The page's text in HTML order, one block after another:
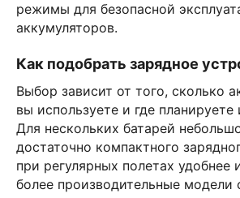
режимы для безопасной
аккумуляторов.
Как подобрать зарядное
Выбор зависит от того, сколько
вы используете и где планируете
Для нескольких батарей
достаточно компактного
при регулярных полетах удобнее
более производительные модели